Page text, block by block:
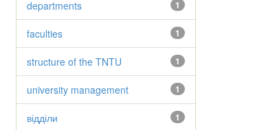
1
departments
1
faculties
1
structure of the TNTU
1
university management
1
відділи